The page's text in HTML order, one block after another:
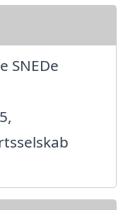
SNEDe